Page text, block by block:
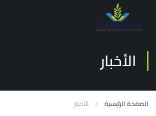
الأخبار
الصفحة الرئيسية الأخبار